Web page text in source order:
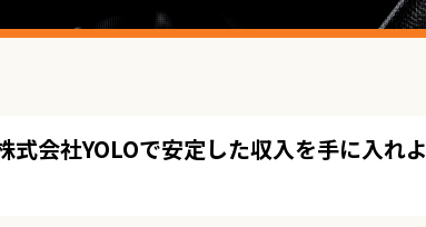
会社YOLOで安定した収入を手に入れよ